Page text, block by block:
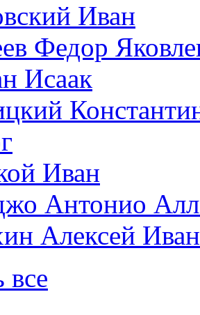
Иван
Федор
Исаак
Иван
Антонио
Алексей
все